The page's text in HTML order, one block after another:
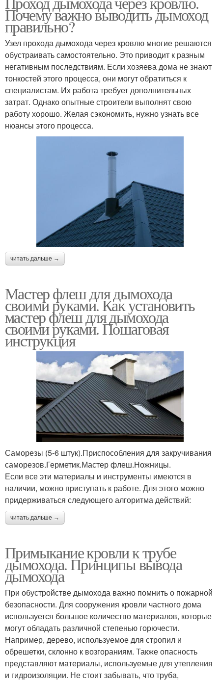
Почему важно выводить дымоход
правильно?
Узел прохода дымохода через кровлю многие решаются
обустраивать самостоятельно. Это приводит к разным
негативным последствиям. Если хозяева дома не знают
тонкостей этого процесса, они могут обратиться к
специалистам. Их работа требует дополнительных
затрат. Однако опытные строители выполнят свою
работу хорошо. Желая сэкономить, нужно узнать все
нюансы этого процесса.
читать дальше →
Мастер флеш для дымохода
своими руками. Как установить
мастер флеш для дымохода
своими руками. Пошаговая
инструкция
Саморезы (5-6 штук).Приспособления для закручивания
саморезов.Герметик.Мастер флеш.Ножницы.
Если все эти материалы и инструменты имеются в
наличии, можно приступать к работе. Для этого можно
придерживаться следующего алгоритма действий:
читать дальше →
Примыкание кровли к трубе
дымохода. Принципы вывода
дымохода
При обустройстве дымохода важно помнить о пожарной
безопасности. Для сооружения кровли частного дома
используется большое количество материалов, которые
могут обладать различной степенью горючести.
Например, дерево, используемое для стропил и
обрешетки, склонно к возгораниям. Также опасность
представляют материалы, используемые для утепления
и гидроизоляции. Не стоит забывать, что труба,